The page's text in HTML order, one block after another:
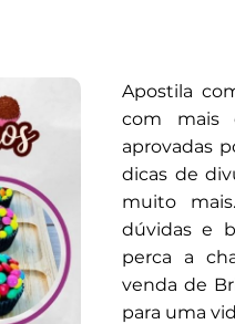
Apostila
com mais
aprovadas
dicas de
muito
dúvidas e
perca a
venda de
para uma